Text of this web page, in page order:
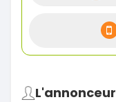
L'annonceur